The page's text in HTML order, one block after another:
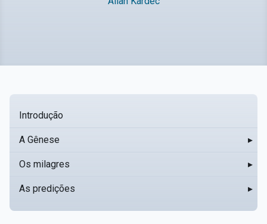
Introdução
A Gênese ▸
Os milagres ▸
As predições ▸